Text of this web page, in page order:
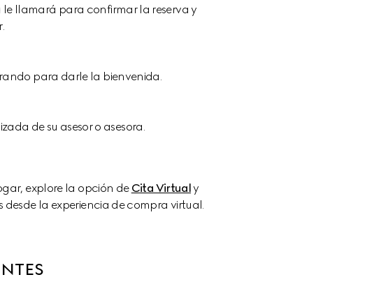
le llamará para confirmar la reserva y
para darle la bienvenida.
de su asesor o asesora.
explore la opción de Cita Virtual y
la experiencia de compra virtual.